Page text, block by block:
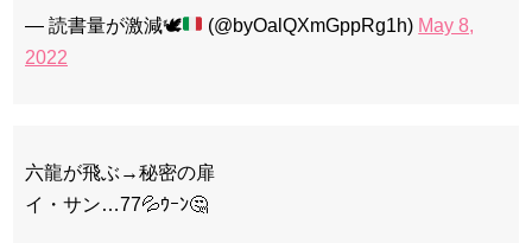
— 読書量が激減🕊️ (@byOalQXmGppRg1h) May 8,
2022
六龍が飛ぶ→秘密の扉
イ・サン…77💦ｳｰﾝ🤔